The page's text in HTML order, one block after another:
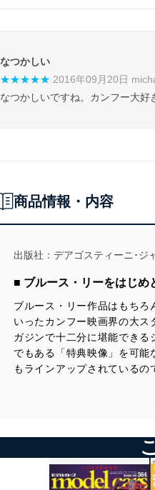
なつかしい
★★★★★ 2016年09月20日
なつかしいですね。カンフー大好
商品情報・内容
出版社： デアゴスティーニ･ジ
■ ブルース・リーをはじめ
ブルース・リー作品はもちろ
いったカンフー映画界の大
ガジンで十二分に堪能でき
でもある「特典映像」を可
もラインアップされているの